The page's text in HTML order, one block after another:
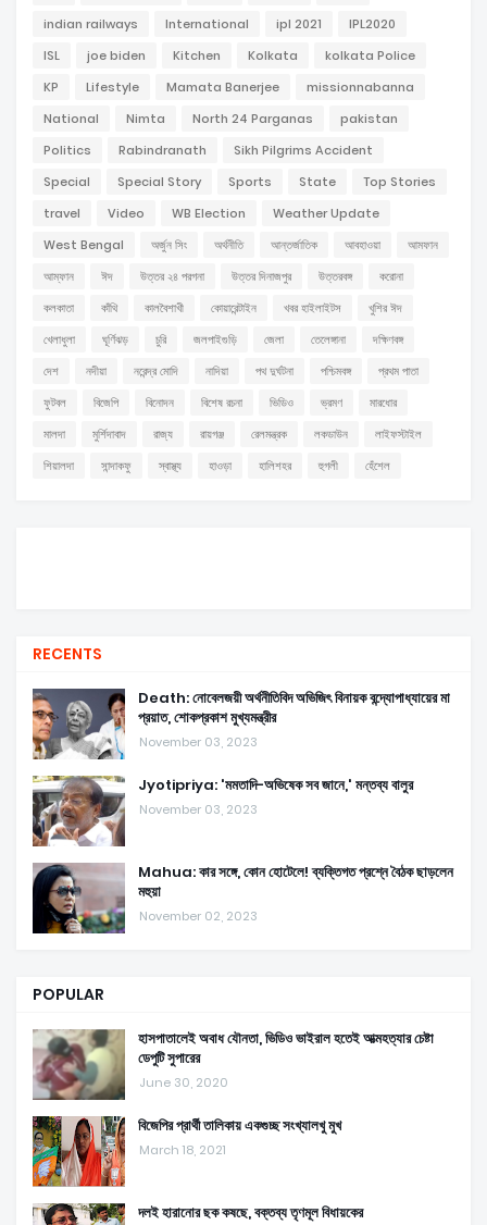
indian railways
International ipl 2021
IPL2020
ISL
joe biden Kitchen Kolkata
kolkata Police
KP
Lifestyle Mamata Banerjee
missionnabanna
National
Nimta North 24 Parganas
pakistan
Politics
Rabindranath
Sikh Pilgrims Accident
Special
Special Story Sports State
Top Stories
travel
Video WB Election
Weather Update
West Bengal
অর্জুন সিং অর্থনীতি আন্তর্জাতিক আবহাওয়া
আমফান
আম্ফান
ঈদ উত্তর ২৪ পরগনা উত্তর দিনাজপুর উত্তরবঙ্গ
করোনা
কলকাতা
কাঁথি কালবৈশাখী কোয়ারেন্টাইন খবর হাইলাইটস
খুশির ঈদ
খেলাধুলা
ঘূর্ণিঝড় চুরি জলপাইগুড়ি জেলা তেলেঙ্গানা
দক্ষিণবঙ্গ
দেশ
নদীয়া নরেন্দ্র মোদি নাদিয়া পথ দুর্ঘটনা পশ্চিমবঙ্গ
প্রথম পাতা
ফুটবল
বিজেপি বিনোদন বিশেষ রচনা ভিডিও ভ্রমণ
মারধোর
মালদা
মুর্শিদাবাদ রাজ্য রায়গঞ্জ রেলমন্ত্রক লকডাউন
লাইফস্টাইল
শিয়ালদা
সান্দাকফু স্বাস্থ্য হাওড়া হালিশহর হুগলী হেঁশেল
RECENTS
Death: নোবেলজয়ী অর্থনীতিবিদ অভিজিৎ বিনায়ক বন্দ্যোপাধ্যায়ের মা
প্রয়াত, শোকপ্রকাশ মুখ্যমন্ত্রীর
November 03, 2023
Jyotipriya: 'মমতাদি-অভিষেক সব জানে,' মন্তব্য বালুর
November 03, 2023
Mahua: কার সঙ্গে, কোন হোটেলে! ব্যক্তিগত প্রশ্নে বৈঠক ছাড়লেন
মহুয়া
November 02, 2023
POPULAR
হাসপাতালেই অবাধ যৌনতা, ভিডিও ভাইরাল হতেই আত্মহত্যার চেষ্টা
ডেপুটি সুপারের
June 30, 2020
বিজেপির প্রার্থী তালিকায় একগুচ্ছ সংখ্যালখু মুখ
March 18, 2021
দলই হারানোর ছক কষছে, বক্তব্য তৃণমূল বিধায়কের